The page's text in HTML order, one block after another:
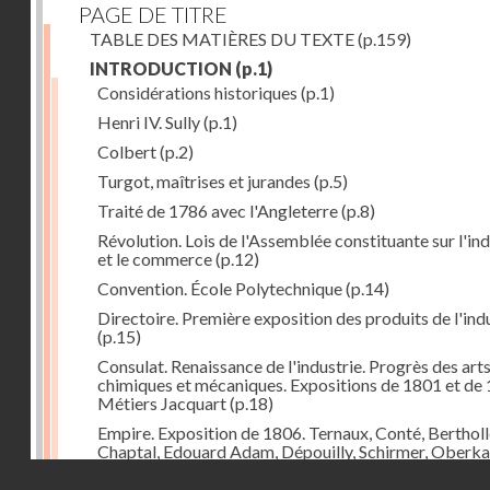
PAGE DE TITRE
TABLE DES MATIÈRES DU TEXTE(p.159)
INTRODUCTION (p.1)
Considérations historiques (p.1)
Henri IV. Sully(p.1)
Colbert(p.2)
Turgot, maîtrises et jurandes (p.5)
Traité de 1786 avec l'Angleterre(p.8)
Révolution. Lois de l'Assemblée constituante sur
et le commerce(p.12)
Convention. École Polytechnique(p.14)
Directoire. Première exposition des produits de
(p.15)
Consulat. Renaissance de l'industrie. Progrès des arts
chimiques et mécaniques. Expositions de 1801 et de
Métiers Jacquart(p.18)
Empire. Exposition de 1806. Ternaux, Conté,
Chaptal, Edouard Adam, Dépouilly, Schirmer,